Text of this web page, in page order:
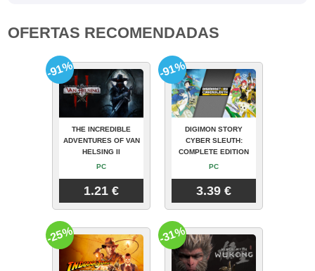
OFERTAS RECOMENDADAS
THE INCREDIBLE
ADVENTURES OF VAN
HELSING II
PC
1.21 €
-91%
DIGIMON STORY
CYBER SLEUTH:
COMPLETE EDITION
PC
3.39 €
-91%
-25% -31%